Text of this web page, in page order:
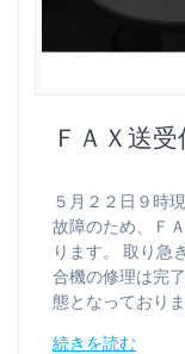
ＦＡＸ送
５月２２日９時
故障のため、Ｆ
ります。 取り急
合機の修理は完
態となっておりま
続きを読む